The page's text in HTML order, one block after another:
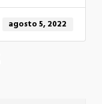
agosto 5, 2022